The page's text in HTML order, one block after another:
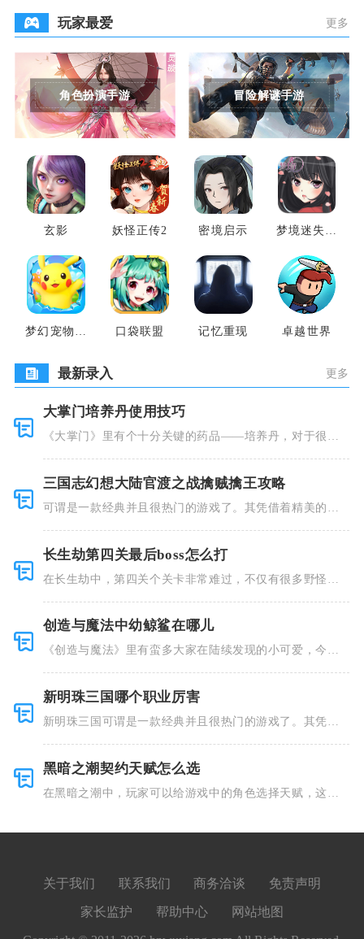
玩家最爱 更多
角色扮演手游 冒险解谜手游
玄影 妖怪正传2 密境启示
梦境迷失之
梦幻宠物联
口袋联盟 记忆重现 卓越世界
最新录入 更多
大掌门培养丹使用技巧
《大掌门》里有个十分关键的药品——培养丹，对于很多
三国志幻想大陆官渡之战擒贼擒王攻略
可谓是一款经典并且很热门的游戏了。其凭借着精美的画
长生劫第四关最后boss怎么打
在长生劫中，第四关个关卡非常难过，不仅有很多野怪，
创造与魔法中幼鲸鲨在哪儿
《创造与魔法》里有蛮多大家在陆续发现的小可爱，今天
新明珠三国哪个职业厉害
新明珠三国可谓是一款经典并且很热门的游戏了。其凭借
黑暗之潮契约天赋怎么选
在黑暗之潮中，玩家可以给游戏中的角色选择天赋，这些
关于我们 联系我们 商务洽谈 免责声明
家长监护 帮助中心 网站地图